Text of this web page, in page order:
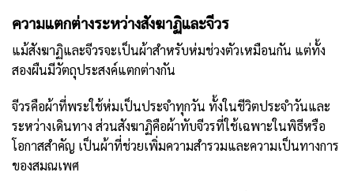
ความแตกต่างระหว่างสังฆาฏิและจีวร
แม้สังฆาฏิและจีวรจะเป็นผ้าสำหรับห่มช่วงตัวเหมือนกัน แต่ทั้ง
สองผืนมีวัตถุประสงค์แตกต่างกัน
จีวรคือผ้าที่พระใช้ห่มเป็นประจำทุกวัน ทั้งในชีวิตประจำวันและ
ระหว่างเดินทาง ส่วนสังฆาฏิคือผ้าทับจีวรที่ใช้เฉพาะในพิธีหรือ
โอกาสสำคัญ เป็นผ้าที่ช่วยเพิ่มความสำรวมและความเป็นทางการ
ของสมณเพศ